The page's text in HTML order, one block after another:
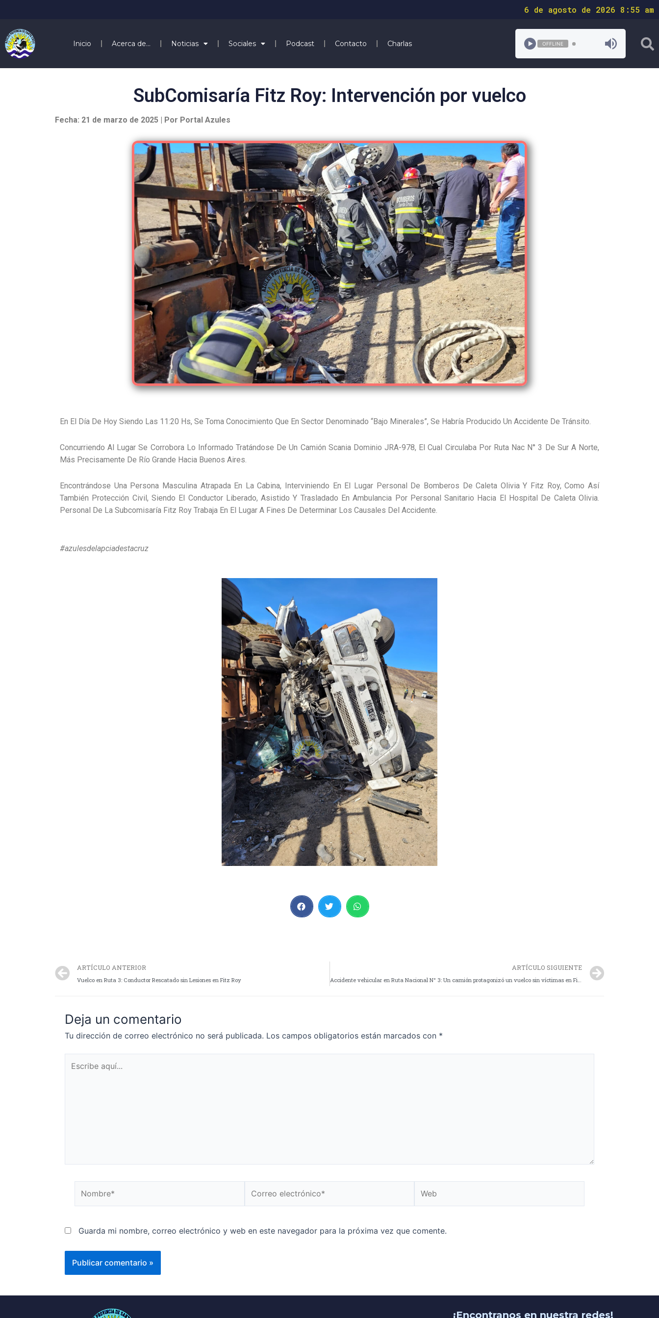
6 de agosto de 2026 8:55 am
Inicio Acerca de… Noticias Sociales Podcast Contacto Charlas OFFLINE
SubComisaría Fitz Roy: Intervención por vuelco
Fecha: 21 de marzo de 2025 | Por Portal Azules
En El Día De Hoy Siendo Las 11:20 Hs, Se Toma Conocimiento Que En Sector Denominado “Bajo Minerales”, Se Habría Producido Un Accidente De Tránsito.
Concurriendo Al Lugar Se Corrobora Lo Informado Tratándose De Un Camión Scania Dominio JRA-978, El Cual Circulaba Por Ruta Nac N° 3 De Sur A Norte,
Más Precisamente De Río Grande Hacia Buenos Aires.
Encontrándose Una Persona Masculina Atrapada En La Cabina, Interviniendo En El Lugar Personal De Bomberos De Caleta Olivia Y Fitz Roy, Como Así
También Protección Civil, Siendo El Conductor Liberado, Asistido Y Trasladado En Ambulancia Por Personal Sanitario Hacia El Hospital De Caleta Olivia.
Personal De La Subcomisaría Fitz Roy Trabaja En El Lugar A Fines De Determinar Los Causales Del Accidente.
#azulesdelapciadestacruz
ARTÍCULO ANTERIOR
Vuelco en Ruta 3: Conductor Rescatado sin Lesiones en Fitz Roy
ARTÍCULO SIGUIENTE
Deja un comentario
Tu dirección de correo electrónico no será publicada. Los campos obligatorios están marcados con *
Guarda mi nombre, correo electrónico y web en este navegador para la próxima vez que comente.
¡Encontranos en nuestra redes!